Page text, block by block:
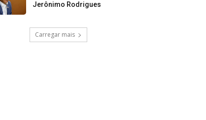
Jerônimo Rodrigues
Carregar mais